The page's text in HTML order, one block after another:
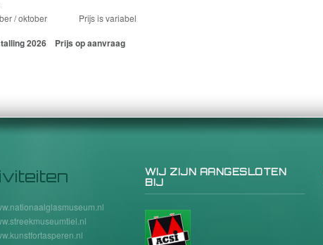
/ oktober Prijs is variabel
2026 Prijs op aanvraag
WIJ ZIJN AANGESLOTEN
BIJ